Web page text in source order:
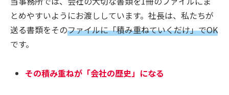
とめやすいようにお渡ししています。社長は、私たちが
送る書類をそのファイルに「積み重ねていくだけ」でOK
です。
その積み重ねが「会社の歴史」になる